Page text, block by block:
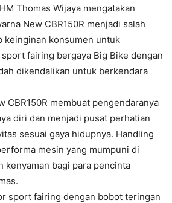
Thomas Wijaya mengatakan
New CBR150R menjadi salah
keinginan konsumen untuk
fairing bergaya Big Bike dengan
dikendalikan untuk berkendara
CBR150R membuat pengendaranya
diri dan menjadi pusat perhatian
sesuai gaya hidupnya. Handling
mesin yang mumpuni di
kenyaman bagi para pencinta
sport fairing dengan bobot teringan